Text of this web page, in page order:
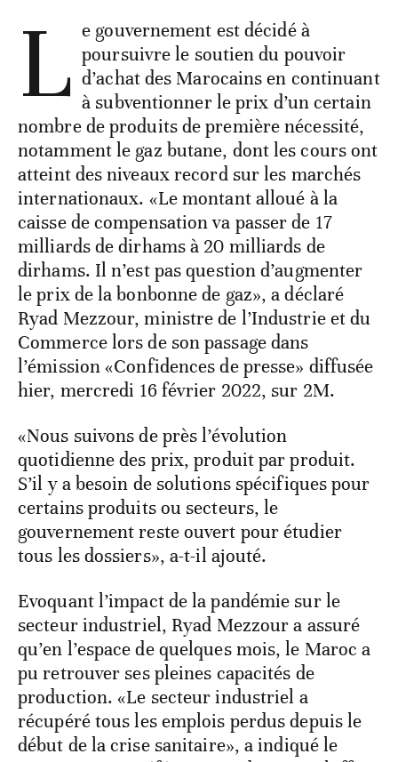
L e gouvernement est décidé à
poursuivre le soutien du pouvoir
d’achat des Marocains en continuant
à subventionner le prix d’un certain
nombre de produits de première nécessité,
notamment le gaz butane, dont les cours ont
atteint des niveaux record sur les marchés
internationaux. «Le montant alloué à la
caisse de compensation va passer de 17
milliards de dirhams à 20 milliards de
dirhams. Il n’est pas question d’augmenter
le prix de la bonbonne de gaz», a déclaré
Ryad Mezzour, ministre de l’Industrie et du
Commerce lors de son passage dans
l’émission «Confidences de presse» diffusée
hier, mercredi 16 février 2022, sur 2M.
«Nous suivons de près l’évolution
quotidienne des prix, produit par produit.
S’il y a besoin de solutions spécifiques pour
certains produits ou secteurs, le
gouvernement reste ouvert pour étudier
tous les dossiers», a-t-il ajouté.
Evoquant l’impact de la pandémie sur le
secteur industriel, Ryad Mezzour a assuré
qu’en l’espace de quelques mois, le Maroc a
pu retrouver ses pleines capacités de
production. «Le secteur industriel a
récupéré tous les emplois perdus depuis le
début de la crise sanitaire», a indiqué le